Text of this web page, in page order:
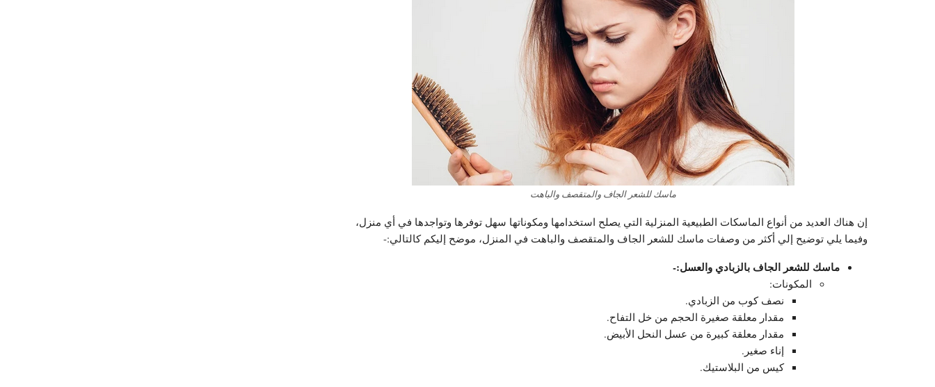
ماسك للشعر الجاف والمتقصف والباهت
إن هناك العديد من أنواع الماسكات الطبيعية المنزلية التي يصلح استخدامها ومكوناتها سهل توفرها وتواجدها في أي منزل،
وفيما يلي توضيح إلي أكثر من وصفات ماسك للشعر الجاف والمتقصف والباهت في المنزل، موضح إليكم كالتالي:-
ماسك للشعر الجاف بالزبادي والعسل:-
المكونات:
نصف كوب من الزبادي.
مقدار معلقة صغيرة الحجم من خل التفاح.
مقدار معلقة كبيرة من عسل النحل الأبيض.
إناء صغير.
كيس من البلاستيك.